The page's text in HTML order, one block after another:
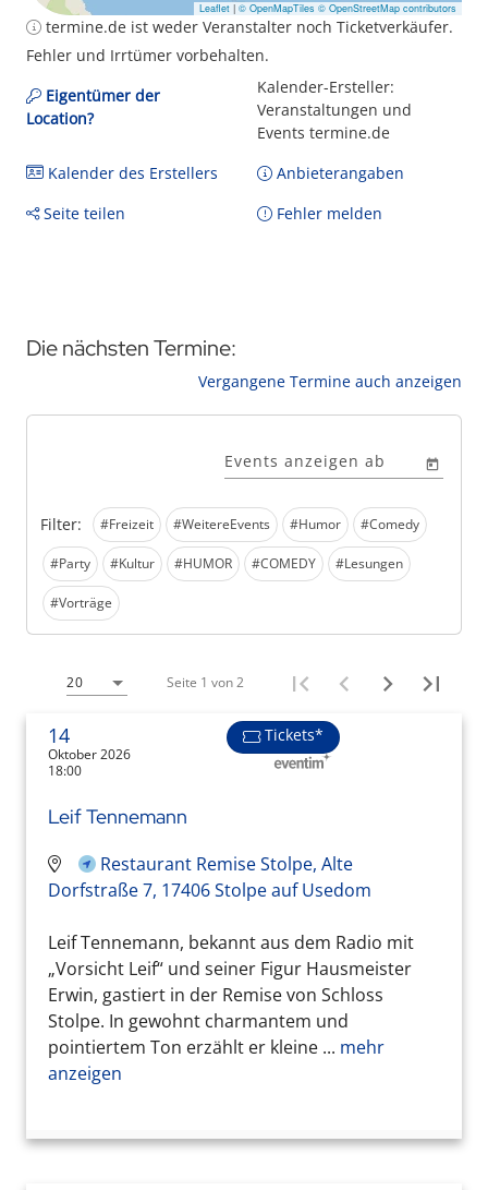
Leaflet | © OpenMapTiles © OpenStreetMap contributors
termine.de ist weder Veranstalter noch Ticketverkäufer.
Fehler und Irrtümer vorbehalten.
Eigentümer der
Location?
Kalender-Ersteller:
Veranstaltungen und
Events termine.de
Kalender des Erstellers
Anbieterangaben
Seite teilen
Fehler melden
Die nächsten Termine:
Vergangene Termine auch anzeigen
Filter: #Freizeit #WeitereEvents #Humor #Comedy
#Party #Kultur #HUMOR #COMEDY #Lesungen
#Vorträge
Events anzeigen ab
20 Seite 1 von 2
14
Oktober 2026
18:00
Tickets*
Leif Tennemann
Restaurant Remise Stolpe, Alte
Dorfstraße 7, 17406 Stolpe auf Usedom
Leif Tennemann, bekannt aus dem Radio mit
„Vorsicht Leif“ und seiner Figur Hausmeister
Erwin, gastiert in der Remise von Schloss
Stolpe. In gewohnt charmantem und
pointiertem Ton erzählt er kleine ... mehr
anzeigen